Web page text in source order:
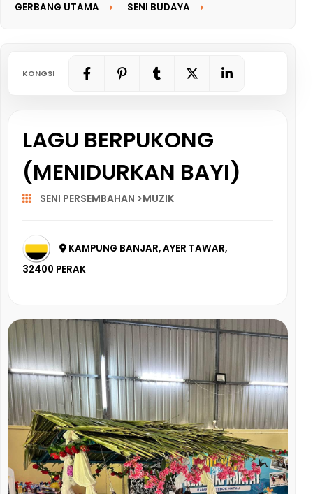
GERBANG UTAMA SENI BUDAYA
KONGSI
LAGU BERPUKONG
(MENIDURKAN BAYI)
SENI PERSEMBAHAN >MUZIK
KAMPUNG BANJAR, AYER TAWAR,
32400 PERAK